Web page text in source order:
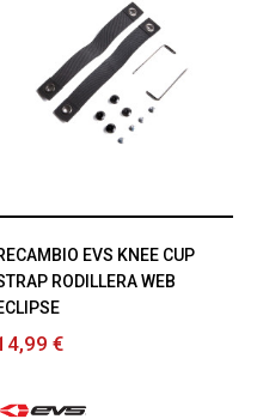
EVS KNEE CUP
RODILLERA WEB
€